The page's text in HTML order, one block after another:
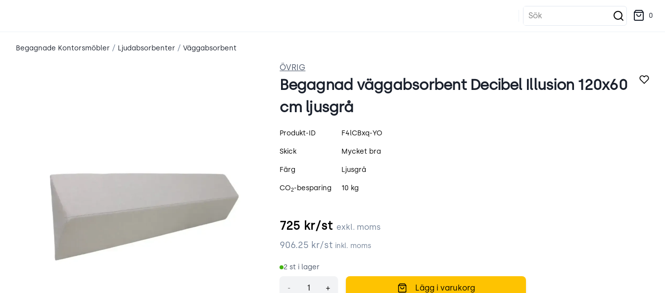
Sök 0
Begagnade Kontorsmöbler / Ljudabsorbenter / Väggabsorbent
ÖVRIG
Begagnad väggabsorbent Decibel Illusion 120x60
cm ljusgrå
Produktspecifikation
Produkt-ID F4lCBxq-YO
Skick Mycket bra
Färg Ljusgrå
CO2-besparing 10 kg
725 kr/st exkl. moms
906.25 kr/st inkl. moms
2 st i lager
- + Lägg i varukorg